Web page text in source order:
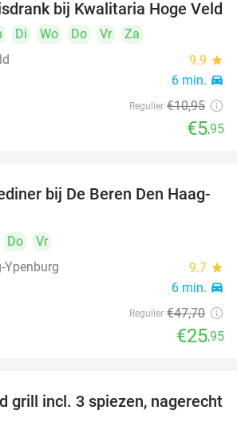
bij Kwalitaria Hoge Veld
Di Wo Do Vr
Za
9.9 star
6 min. directions_car
Regulier €10,95
€5,95
46%
bij De Beren Den Haag-
Do
Vr
Ypenburg
9.7 star
6 min. directions_car
Regulier €47,70
€25,95
34%
grill incl. 3 spiezen, nagerecht